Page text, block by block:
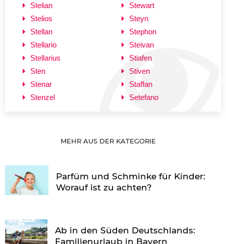
Stelian
Stelios
Stellan
Stellario
Stellarius
Sten
Stenar
Stenzel
Stewart
Steyn
Stephon
Steivan
Stiafen
Stiven
Staffan
Setefano
MEHR AUS DER KATEGORIE
Parfüm und Schminke für Kinder:
Worauf ist zu achten?
Ab in den Süden Deutschlands:
Familienurlaub in Bayern